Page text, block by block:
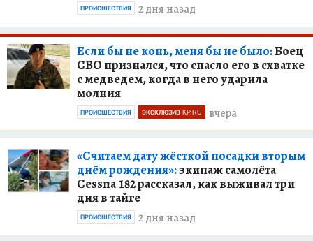
2 дня назад
ПРОИСШЕСТВИЯ
Если бы не конь, меня бы не было:Боец
СВО признался, что спасло его в схватке
с медведем, когда в него ударила
молния
вчера
ПРОИСШЕСТВИЯ ЭКСКЛЮЗИВ KP.RU
«Считаем дату жёсткой посадки вторым
днём рождения»:экипаж самолёта
Cessna 182 рассказал, как выживал три
дня в тайге
2 дня назад
ПРОИСШЕСТВИЯ